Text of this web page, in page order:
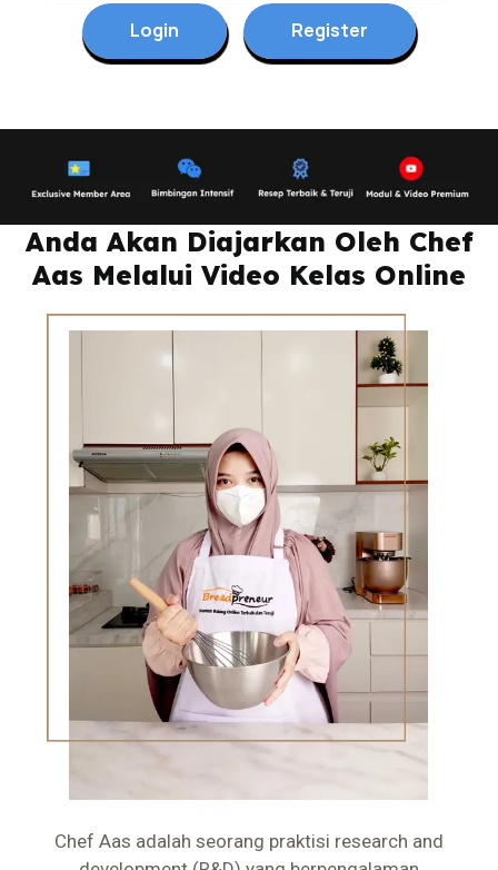
Login Register
Anda Akan Diajarkan Oleh Chef
Aas Melalui Video Kelas Online
Chef Aas adalah seorang praktisi research and